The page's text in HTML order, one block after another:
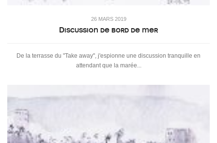
26 MARS 2019
Discussion de bord de mer
De la terrasse du "Take away", j'espionne une discussion tranquille en
attendant que la marée...